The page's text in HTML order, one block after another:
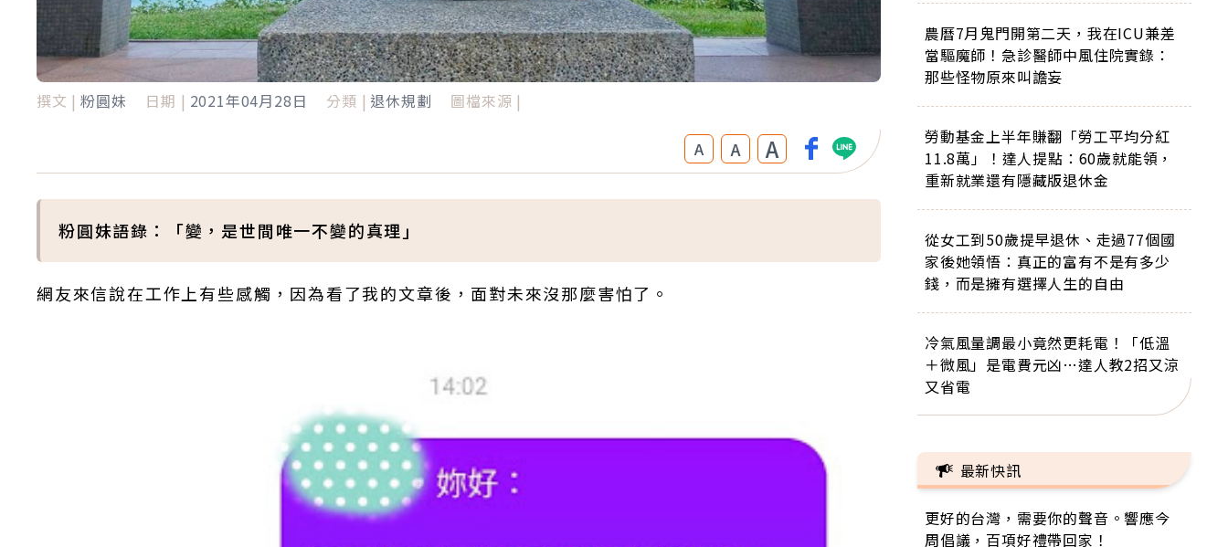
撰文 | 粉圓妹 日期 | 2021年04月28日 分類 | 退休規劃 圖檔來源 |
A A A
粉圓妹語錄：「變，是世間唯一不變的真理」
網友來信說在工作上有些感觸，因為看了我的文章後，面對未來沒那麼害怕了。
農曆7月鬼門開第二天，我在ICU兼差
當驅魔師！急診醫師中風住院實錄：
那些怪物原來叫譫妄
勞動基金上半年賺翻「勞工平均分紅
11.8萬」！達人提點：60歲就能領，
重新就業還有隱藏版退休金
從女工到50歲提早退休、走過77個國
家後她領悟：真正的富有不是有多少
錢，而是擁有選擇人生的自由
冷氣風量調最小竟然更耗電！「低溫
＋微風」是電費元凶…達人教2招又涼
又省電
最新快訊
更好的台灣，需要你的聲音。響應今
周倡議，百項好禮帶回家！